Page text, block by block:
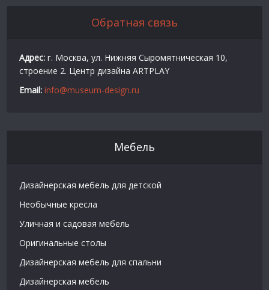
Обратная связь
Адрес: г. Москва, ул. Нижняя Сыромятническая 10,
строение 2. Центр дизайна ARTPLAY
Email: info@museum-design.ru
Мебель
Дизайнерская мебель для детской
Необычные кресла
Уличная и садовая мебель
Оригинальные столы
Дизайнерская мебель для спальни
Дизайнерская мебель